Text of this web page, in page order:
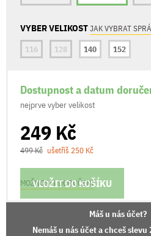
VYBER VELIKOSTJAK VYBRAT
116
128 140 152
Dostupnost a datum
nejprve vyber velikost
249 Kč
499 Kč ušetříš 250 Kč
VLOŽIT DO KOŠÍKU
MOŽNOSTI DORUČENÍ
Máš u nás účet?
Nemáš u nás účet a chceš